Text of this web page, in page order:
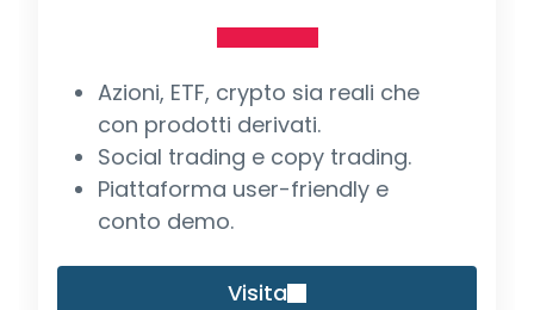
Azioni, ETF, crypto sia reali che
con prodotti derivati.
Social trading e copy trading.
Piattaforma user-friendly e
conto demo.
Visita